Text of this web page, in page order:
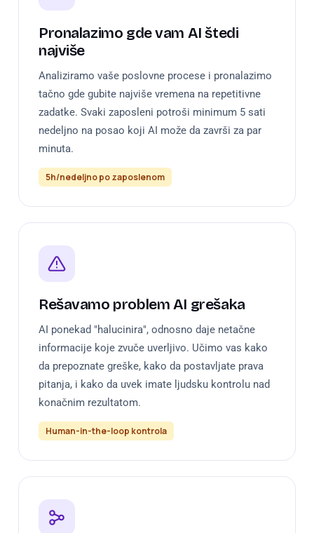
Pronalazimo gde vam AI štedi
najviše
Analiziramo vaše poslovne procese i pronalazimo
tačno gde gubite najviše vremena na repetitivne
zadatke. Svaki zaposleni potroši minimum 5 sati
nedeljno na posao koji AI može da završi za par
minuta.
5h/nedeljno po zaposlenom
Rešavamo problem AI grešaka
AI ponekad "halucinira", odnosno daje netačne
informacije koje zvuče uverljivo. Učimo vas kako
da prepoznate greške, kako da postavljate prava
pitanja, i kako da uvek imate ljudsku kontrolu nad
konačnim rezultatom.
Human-in-the-loop kontrola